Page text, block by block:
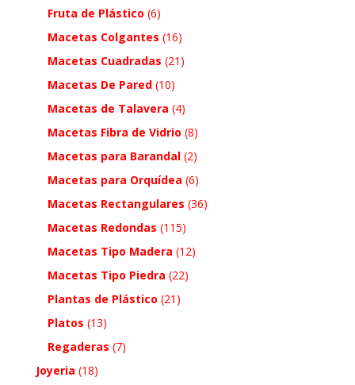
Fruta de Plástico (6)
Macetas Colgantes (16)
Macetas Cuadradas (21)
Macetas De Pared (10)
Macetas de Talavera (4)
Macetas Fibra de Vidrio (8)
Macetas para Barandal (2)
Macetas para Orquídea (6)
Macetas Rectangulares (36)
Macetas Redondas (115)
Macetas Tipo Madera (12)
Macetas Tipo Piedra (22)
Plantas de Plástico (21)
Platos (13)
Regaderas (7)
Joyeria (18)